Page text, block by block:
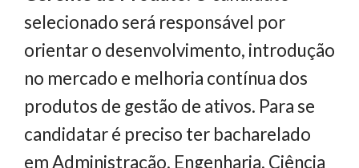
selecionado será responsável por
orientar o desenvolvimento, introdução
no mercado e melhoria contínua dos
produtos de gestão de ativos. Para se
candidatar é preciso ter bacharelado
em Administração, Engenharia, Ciência